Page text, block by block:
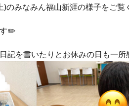
のみなみん福山新涯の様子をご覧
す✏️
記を書いたりとお休みの日も一所